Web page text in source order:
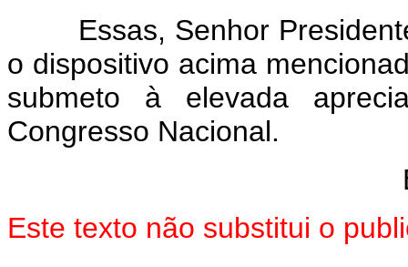
Essas, Senhor
o dispositivo acima
submeto à elevada
Congresso Nacional.
Este texto não substitui o